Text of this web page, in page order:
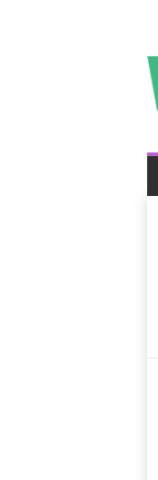
i
H
d
x